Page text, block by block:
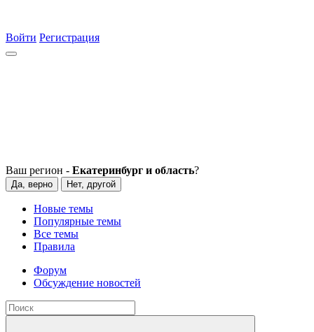
Войти Регистрация
Ваш регион - Екатеринбург и область?
Да, верно Нет, другой
Новые темы
Популярные темы
Все темы
Правила
Форум
Обсуждение новостей